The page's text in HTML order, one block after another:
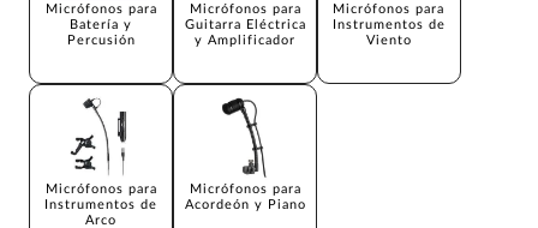
Micrófonos para
Batería y
Percusión
Micrófonos para
Guitarra Eléctrica
y Amplificador
Micrófonos para
Instrumentos de
Viento
Micrófonos para
Instrumentos de
Arco
Micrófonos para
Acordeón y Piano